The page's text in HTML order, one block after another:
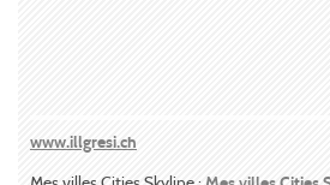
www.illgresi.ch